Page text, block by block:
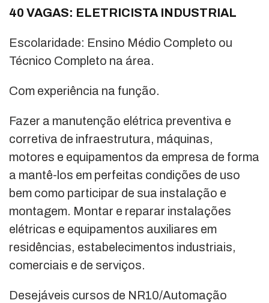
40 VAGAS: ELETRICISTA INDUSTRIAL
Escolaridade: Ensino Médio Completo ou
Técnico Completo na área.
Com experiência na função.
Fazer a manutenção elétrica preventiva e
corretiva de infraestrutura, máquinas,
motores e equipamentos da empresa de forma
a mantê-los em perfeitas condições de uso
bem como participar de sua instalação e
montagem. Montar e reparar instalações
elétricas e equipamentos auxiliares em
residências, estabelecimentos industriais,
comerciais e de serviços.
Desejáveis cursos de NR10/Automação